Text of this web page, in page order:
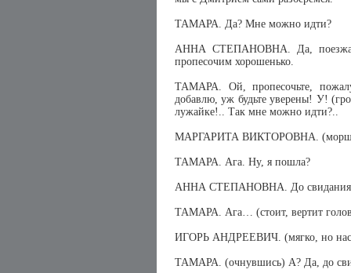
ТАМАРА. Да? Мне можно идти?
АННА СТЕПАНОВНА. Да,
пропесочим хорошенько.
ТАМАРА. Ой, пропесочьте,
добавлю, уж будьте уверены! У!
лужайке!.. Так мне можно идти?..
МАРГАРИТА ВИКТОРОВНА.
ТАМАРА. Ага. Ну, я пошла?
АННА СТЕПАНОВНА. До
ТАМАРА. Ага… (стоит, вертит
ИГОРЬ АНДРЕЕВИЧ. (мягко, но
ТАМАРА. (очнувшись) А? Да, до